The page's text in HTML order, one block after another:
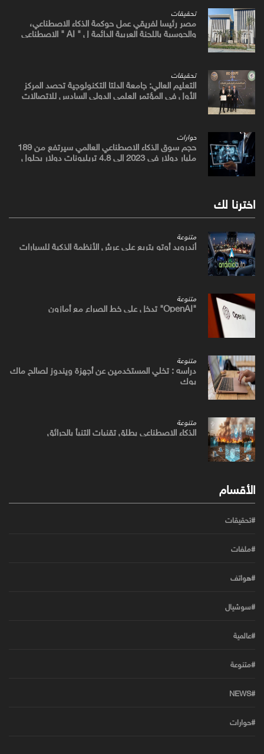
تحقيقات
مصر رئيسا لفريقي عمل حوكمة الذكاء الاصطناعي،
والحوسبة باللجنة العربية الدائمة ل " AI " الاصطناعي
تحقيقات
التعليم العالي: جامعة الدلتا التكنولوجية تحصد المركز
الأول في المؤتمر العلمي الدولي السادس للاتصالات
حوارات
حجم سوق الذكاء الاصطناعي العالمي سيرتفع من 189
مليار دولار في 2023 إلى 4.8 تريليونات دولار بحلول
اخترنا لك
متنوعة
أندرويد أوتو يتربع علي عرش الأنظمة الذكية للسيارات
متنوعة
"OpenAI" تدخل علي خط الصراع مع أمازون
متنوعة
دراسه : تخلي المستخدمين عن أجهزة ويندوز لصالح ماك
بوك
متنوعة
الذكاء الاصطناعي يطلق تقنيات التنبأ بالحرائق
الأقسام
#تحقيقات
#ملفات
#هواتف
#سوشيال
#عالمية
#متنوعة
#NEWS
#حوارات